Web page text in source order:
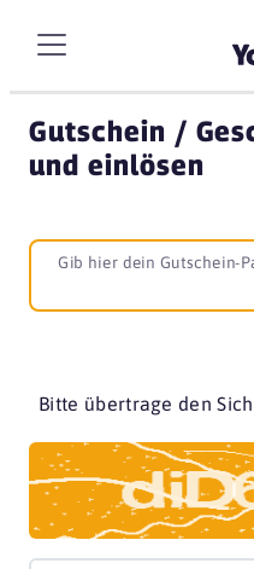
Gutschein /
und einlösen
Gib hier dein Gutschein-
Bitte übertrage den